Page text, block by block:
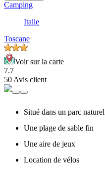
Camping
Italie
Toscane
Voir sur la carte
7.7
50 Avis client
Situé dans un parc naturel
Une plage de sable fin
Une aire de jeux
Location de vélos